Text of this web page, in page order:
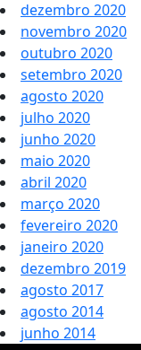
dezembro 2020
novembro 2020
outubro 2020
setembro 2020
agosto 2020
julho 2020
junho 2020
maio 2020
abril 2020
março 2020
fevereiro 2020
janeiro 2020
dezembro 2019
agosto 2017
agosto 2014
junho 2014